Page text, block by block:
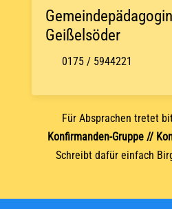
Geißelsöder
0175 / 5944221
Für Absprachen tretet
Konfirmanden-Gruppe //
Schreibt dafür einfach